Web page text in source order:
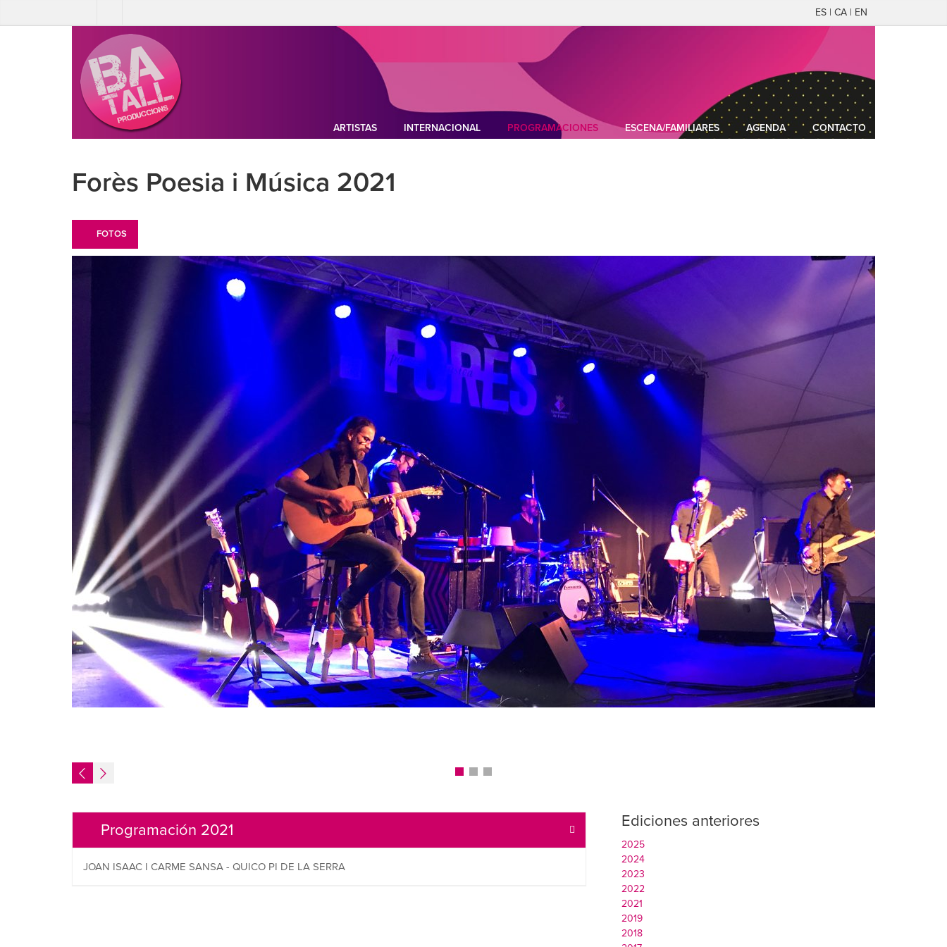
ES | CA | EN
ARTISTAS INTERNACIONAL PROGRAMACIONES ESCENA/FAMILIARES AGENDA CONTACTO
Forès Poesia i Música 2021
FOTOS
Programación 2021
JOAN ISAAC I CARME SANSA - QUICO PI DE LA SERRA
Ediciones anteriores
2025
2024
2023
2022
2021
2019
2018